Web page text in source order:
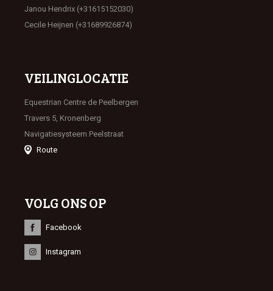
Janou Hendrix (+31615152030)
Cecile Heijnen (+31689926874)
VEILINGLOCATIE
Equestrian Centre de Peelbergen
Travers 5, Kronenberg
Navigatiesysteem Peelstraat
Route
VOLG ONS OP
Facebook
Instagram